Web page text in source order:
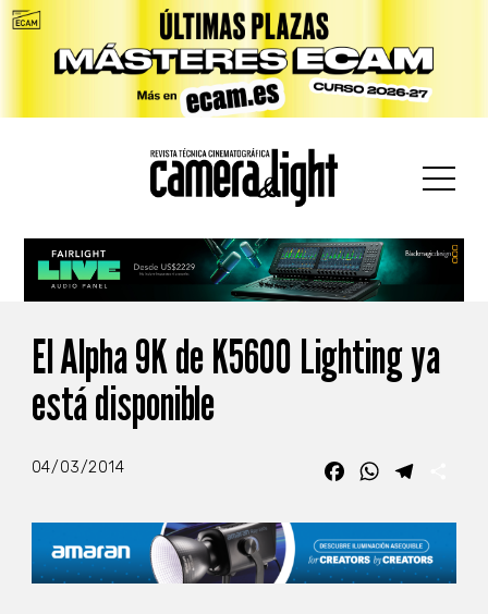
El Alpha 9K de K5600 Lighting ya
está disponible
04/03/2014 FacebookWhatsApp